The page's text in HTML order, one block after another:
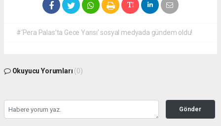
#‘Pera Palas’ta Gece Yarısı’ sosyal medyada gündem oldu!
Okuyucu Yorumları (0)
Gönder